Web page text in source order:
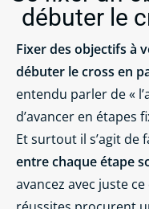
débuter le
Fixer des objectifs à
débuter le cross en
entendu parler de «
d’avancer en étapes
Et surtout il s’agit de
entre chaque étape
avancez avec juste